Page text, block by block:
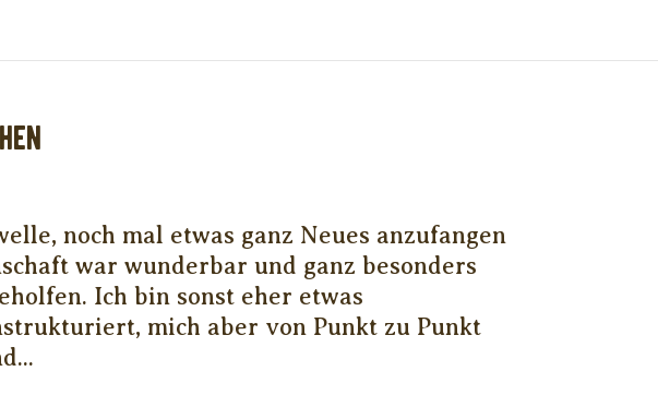
noch mal etwas ganz Neues anzufangen
war wunderbar und ganz besonders
Ich bin sonst eher etwas
mich aber von Punkt zu Punkt